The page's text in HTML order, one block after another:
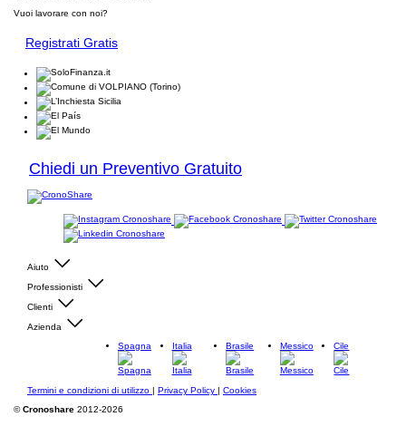
Vuoi lavorare con noi?
Registrati Gratis
Chiedi un Preventivo Gratuito
Aiuto
Professionisti
Clienti
Azienda
Spagna
Italia Brasile Messico Cile
Termini e condizioni di utilizzo | Privacy Policy | Cookies
©Cronoshare 2012-2026